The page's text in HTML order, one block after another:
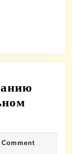
Comment